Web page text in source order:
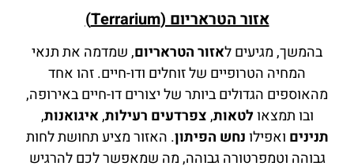
אזור הטראריום (Terrarium)
בהמשך, מגיעים לאזור הטראריום, שמדמה את תנאי
המחיה הטרופיים של זוחלים ודו-חיים. זהו אחד
מהאוספים הגדולים ביותר של יצורים דו-חיים באירופה,
ובו תמצאולטאות,צפרדעים רעילות,איגואנות,
תנינים ואפילונחש הפיתון. האזור מציע תחושת לחות
גבוהה וטמפרטורה גבוהה, מה שמאפשר לכם להרגיש